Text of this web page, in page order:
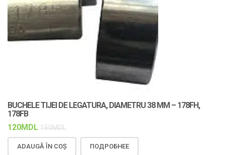
BUCHELE TIJEI DE LEGATURA, DIAMETRU 38 MM – 178FH,
178FB
120MDL 150MDL
ADAUGĂ ÎN COȘ ПОДРОБНЕЕ